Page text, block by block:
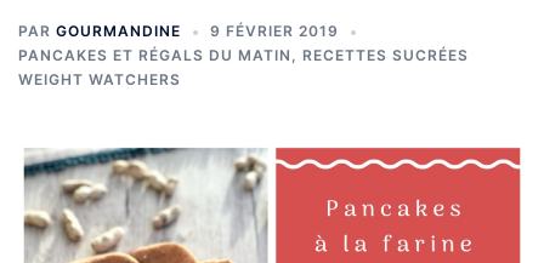
PAR GOURMANDINE
9 FÉVRIER 2019
PANCAKES ET RÉGALS DU MATIN , RECETTES SUCRÉES
WEIGHT WATCHERS